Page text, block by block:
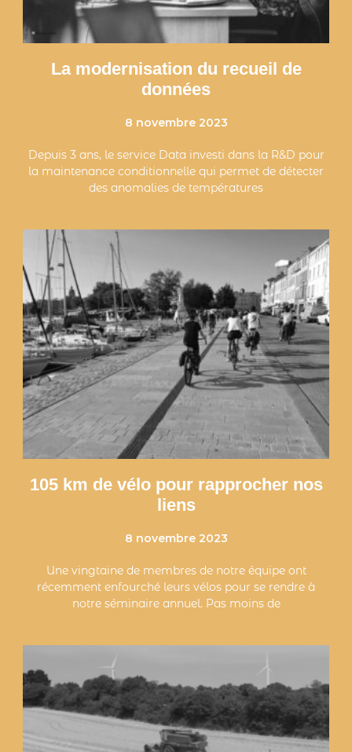
La modernisation du recueil de
données
8 novembre 2023
Depuis 3 ans, le service Data investi dans la R&D pour
la maintenance conditionnelle qui permet de détecter
des anomalies de températures
105 km de vélo pour rapprocher nos
liens
8 novembre 2023
Une vingtaine de membres de notre équipe ont
récemment enfourché leurs vélos pour se rendre à
notre séminaire annuel. Pas moins de